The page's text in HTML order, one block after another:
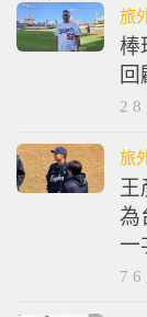
旅
棒
回
2 8
旅
王
為
一
7 6